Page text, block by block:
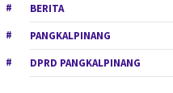
BERITA
PANGKALPINANG
DPRD PANGKALPINANG